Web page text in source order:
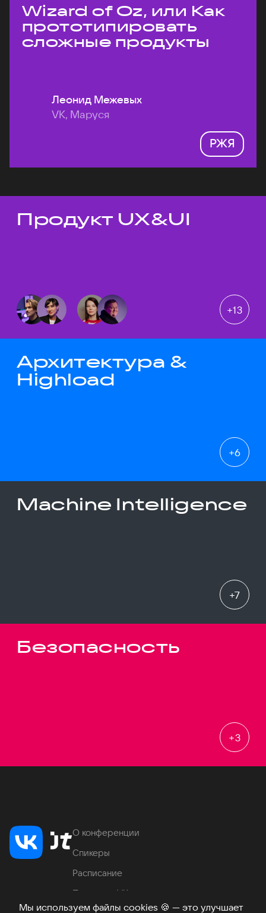
Мы используем файлы cookies 🍪 — это улучшает
Wizard of Oz, или Как
прототипировать
сложные продукты
Леонид Межевых
VK, Маруся
РЖЯ
Темы докладов
Продукт UX&UI
+13
Архитектура &
Highload
+6
Machine Intelligence
+7
Безопасность
+3
О конференции
Спикеры
Расписание
Продукты VK